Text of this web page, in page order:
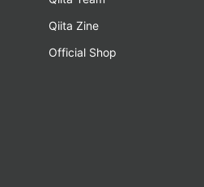
Qiita Zine
Official Shop